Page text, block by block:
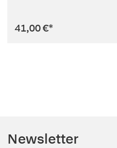
41,00 €*
Newsletter